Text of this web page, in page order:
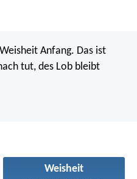
Anfang. Das ist
tut, des Lob bleibt
Weisheit